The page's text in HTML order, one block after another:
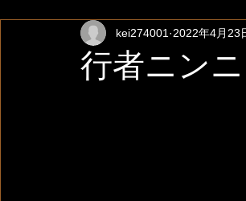
博多おでん ろく NEO JYUTAN
行者ニンニ
kei274001 2022年4月23